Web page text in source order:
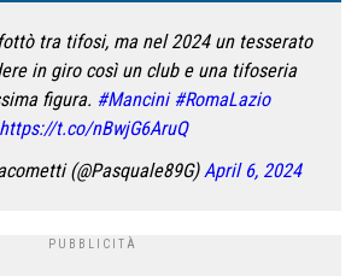
tra tifosi, ma nel 2024 un tesserato
in giro così un club e una tifoseria
figura. #Mancini #RomaLazio
https://t.co/nBwjG6AruQ
(@Pasquale89G)April 6, 2024